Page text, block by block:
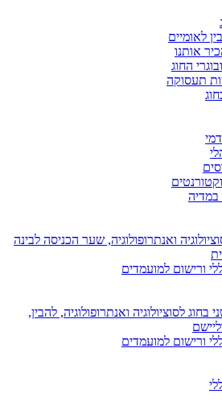
לאומיים
אותנו
החוג
תעסוקה
במדיה
ואנתרופולוגיה, שער הכניסה לבינה
ורישום למועמדים
בחוג לסוציולוגיה ואנתרופולוגיה, להבין,
ורישום למועמדים